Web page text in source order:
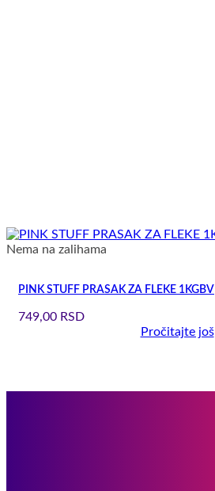
Nema na zalihama
PINK STUFF PRASAK ZA FLEKE 1KGBV
749,00 RSD
Pročitajte još